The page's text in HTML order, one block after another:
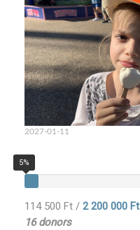
2027-01-11
5%
114 500 Ft / 2 200 000 Ft
16 donors